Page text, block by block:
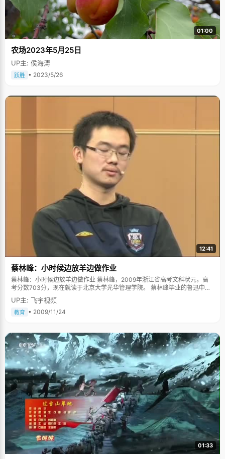
01:00
农场2023年5月25日
UP主: 侯海涛
跃胜 • 2023/5/26
12:41
蔡林峰：小时候边放羊边做作业
蔡林峰：小时候边放羊边做作业 蔡林峰，2009年浙江省高考文科状元，高
考分数703分，现在就读于北京大学光华管理学院。 蔡林峰毕业的鲁迅中学
今年名噪一时，这个办校时间不长，文化底蕴还不够深沉的学校，以前学校
的第一名大多考复旦、人大，最好的时候能达到北大的分数线，而今年一下
子出了两个状元，蔡林峰是"裸分状元"，他的同桌凭着20分的竞赛加分，成
加分的同学，证明他们有实力"。 边放羊边做作业 蔡林峰从小在农村长大，
属于地道的乡下孩子，"小时候就山上河里的撒野，爬树，掏鸟蛋、捉鱼等等
事情都干过"。为了供两个孩子上学，在蔡林峰还很小的时候，爸爸就出门打
工去了，妈妈在家照顾田地和两个孩子。蔡林峰从小就会干农活，撒种，插
秧、收割等这些农活手到擒来。 小学的时候，蔡林峰的爸爸生病了，花去好
几万块钱，本来已经不宽裕的家庭经济变得越发拮据起来。"从来就没有买过
玩具，有时候一周连一块钱零花钱都没有"。蔡林峰和姐姐很懂事，也很听
话，不乱要东西，课余会帮着妈妈干农活，省去了请人做工的钱。蔡林峰家
里主要经济来源是青梅，到了青梅成熟的季节，他会跟姐姐到山上守夜，防
止有人趁夜偷盗。两个孩子年纪都很小，晚上在漆黑空旷的山顶小屋里，互
相壮胆。周末和放假的时候，蔡林峰每天要到山上去放羊，把羊群赶到有草
吃的地方，然后自己在边上写作业或者看书。 "小时候家里条件很不好，有时
候妈妈要出去借钱给我们缴学费"，蔡林峰有些黯然，两个孩子读书给一个农
村家庭造成的经济负担非常沉重。"还好，我跟姐姐的成绩都不错，现在姐姐
大学毕业了，家里情况好很多"，蔡林峰说，这次拿了状元，爸爸非常高兴，
UP主: 飞宇视频
教育 • 2009/11/24
01:33